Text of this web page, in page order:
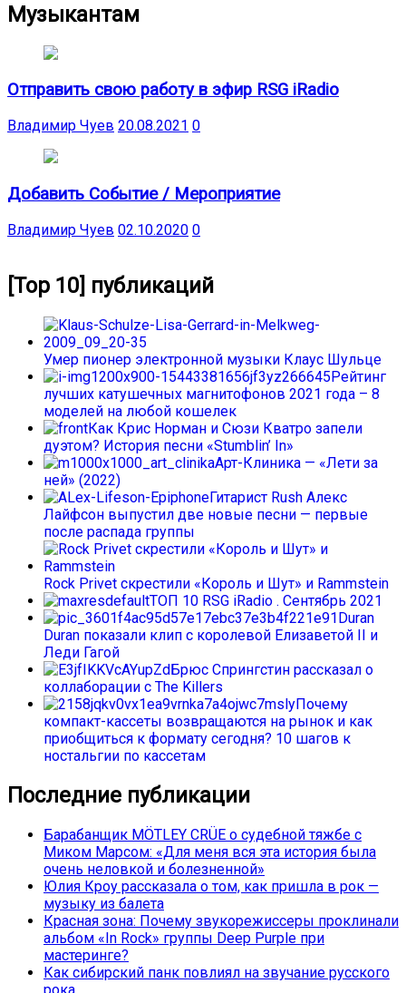
Музыкантам
Отправить свою работу в эфир RSG iRadio
Владимир Чуев 20.08.2021 0
Добавить Событие / Мероприятие
Владимир Чуев 02.10.2020 0
[Top 10] публикаций
Умер пионер электронной музыки Клаус Шульце
Рейтинг
лучших катушечных магнитофонов 2021 года – 8
моделей на любой кошелек
Как Крис Норман и Сюзи Кватро запели
дуэтом? История песни «Stumblin’ In»
Арт-Клиника — «Лети за
ней» (2022)
Гитарист Rush Алекс
Лайфсон выпустил две новые песни — первые
после распада группы
Rock Privet скрестили «Король и Шут» и Rammstein
ТОП 10 RSG iRadio . Сентябрь 2021
Duran
Duran показали клип с королевой Елизаветой II и
Леди Гагой
Брюс Спрингстин рассказал о
коллаборации с The Killers
Почему
компакт-кассеты возвращаются на рынок и как
приобщиться к формату сегодня? 10 шагов к
ностальгии по кассетам
Последние публикации
Барабанщик MÖTLEY CRÜE о судебной тяжбе с
Миком Марсом: «Для меня вся эта история была
очень неловкой и болезненной»
Юлия Кроу рассказала о том, как пришла в рок —
музыку из балета
Красная зона: Почему звукорежиссеры проклинали
альбом «In Rock» группы Deep Purple при
мастеринге?
Как сибирский панк повлиял на звучание русского